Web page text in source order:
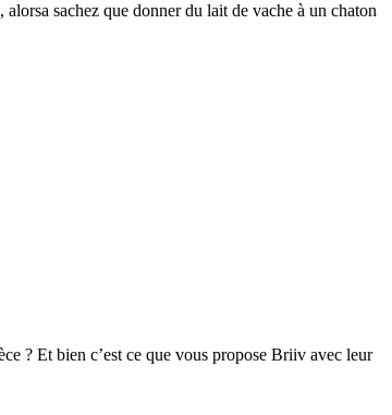
sachez que donner du lait de vache à un chaton
? Et bien c’est ce que vous propose Briiv avec leur